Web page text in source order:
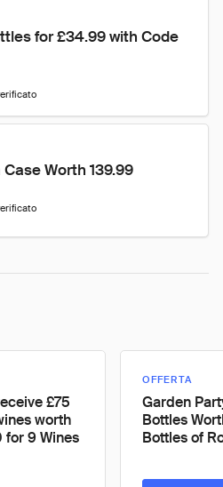
for £34.99 with Code
Case Worth 139.99
£75
worth
for 9 Wines
OFFERTA
Garden
Bottles
Bottles of